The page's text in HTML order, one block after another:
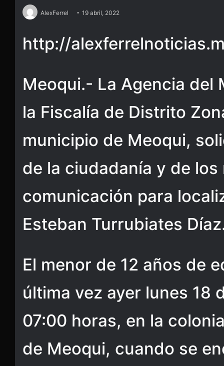
AlexFerrel 19 abril, 2022
http://
Meoqui.- La Agencia del
la Fiscalía de Distrito
municipio de Meoqui,
de la ciudadanía y de los
comunicación para
Esteban Turrubiates
El menor de 12 años de
última vez ayer lunes 18
07:00 horas, en la
de Meoqui, cuando se